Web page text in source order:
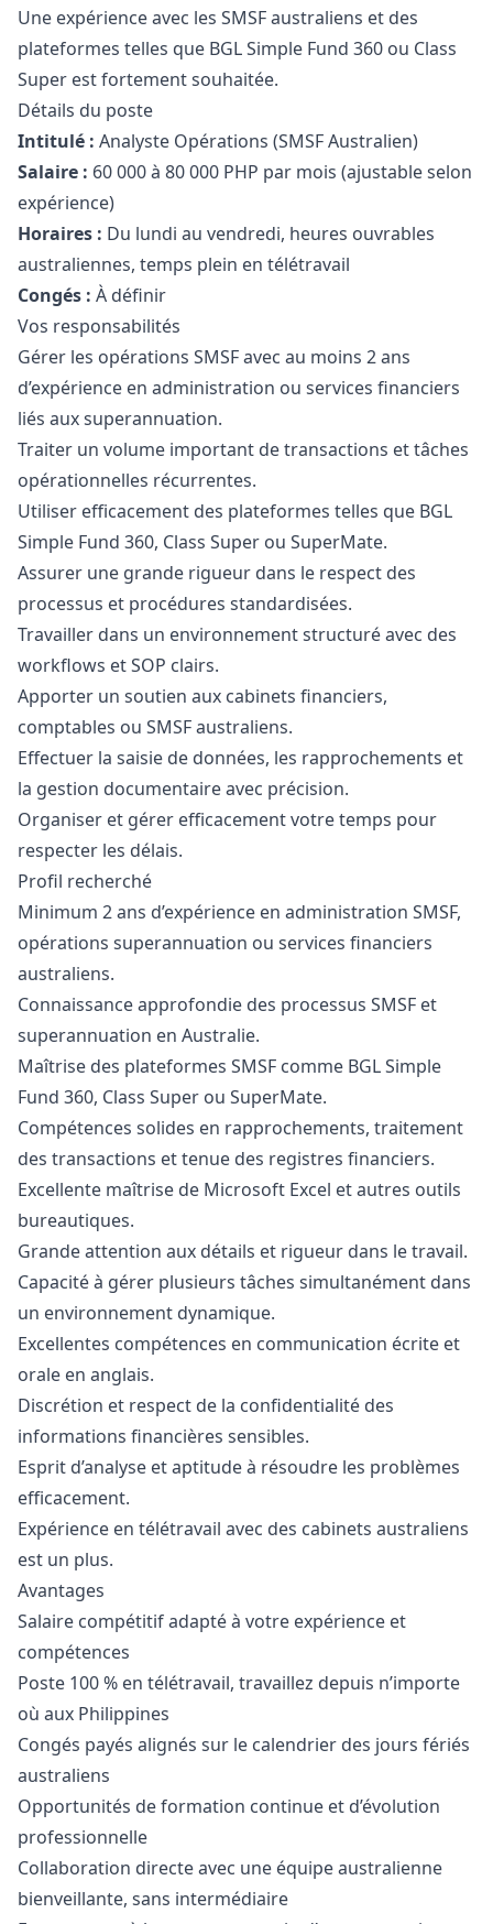
Une expérience avec les SMSF australiens et des
plateformes telles que BGL Simple Fund 360 ou Class
Super est fortement souhaitée.
Détails du poste
Intitulé : Analyste Opérations (SMSF Australien)
Salaire : 60 000 à 80 000 PHP par mois (ajustable selon
expérience)
Horaires : Du lundi au vendredi, heures ouvrables
australiennes, temps plein en télétravail
Congés : À définir
Vos responsabilités
Gérer les opérations SMSF avec au moins 2 ans
d’expérience en administration ou services financiers
liés aux superannuation.
Traiter un volume important de transactions et tâches
opérationnelles récurrentes.
Utiliser efficacement des plateformes telles que BGL
Simple Fund 360, Class Super ou SuperMate.
Assurer une grande rigueur dans le respect des
processus et procédures standardisées.
Travailler dans un environnement structuré avec des
workflows et SOP clairs.
Apporter un soutien aux cabinets financiers,
comptables ou SMSF australiens.
Effectuer la saisie de données, les rapprochements et
la gestion documentaire avec précision.
Organiser et gérer efficacement votre temps pour
respecter les délais.
Profil recherché
Minimum 2 ans d’expérience en administration SMSF,
opérations superannuation ou services financiers
australiens.
Connaissance approfondie des processus SMSF et
superannuation en Australie.
Maîtrise des plateformes SMSF comme BGL Simple
Fund 360, Class Super ou SuperMate.
Compétences solides en rapprochements, traitement
des transactions et tenue des registres financiers.
Excellente maîtrise de Microsoft Excel et autres outils
bureautiques.
Grande attention aux détails et rigueur dans le travail.
Capacité à gérer plusieurs tâches simultanément dans
un environnement dynamique.
Excellentes compétences en communication écrite et
orale en anglais.
Discrétion et respect de la confidentialité des
informations financières sensibles.
Esprit d’analyse et aptitude à résoudre les problèmes
efficacement.
Expérience en télétravail avec des cabinets australiens
est un plus.
Avantages
Salaire compétitif adapté à votre expérience et
compétences
Poste 100 % en télétravail, travaillez depuis n’importe
où aux Philippines
Congés payés alignés sur le calendrier des jours fériés
australiens
Opportunités de formation continue et d’évolution
professionnelle
Collaboration directe avec une équipe australienne
bienveillante, sans intermédiaire